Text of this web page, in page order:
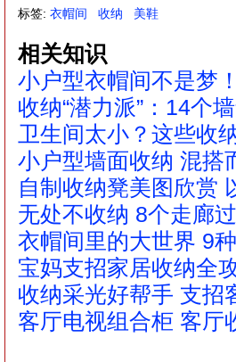
标签:衣帽间 收纳 美鞋
相关知识
小户型衣帽间不是梦
收纳“潜力派”：14个
卫生间太小？这些收
小户型墙面收纳 混搭
自制收纳凳美图欣赏
无处不收纳 8个走廊
衣帽间里的大世界 9
宝妈支招家居收纳全
收纳采光好帮手 支招
客厅电视组合柜 客厅